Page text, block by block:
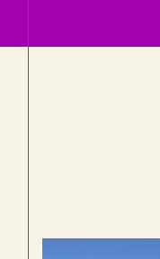
1.